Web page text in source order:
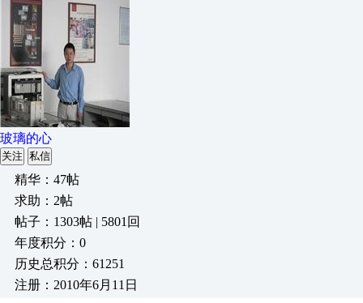
玻璃的心
关注 私信
精华：47帖
求助：2帖
帖子：1303帖 | 5801回
年度积分：0
历史总积分：61251
注册：2010年6月11日